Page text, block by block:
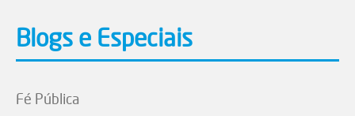
Blogs e Especiais
Fé Pública